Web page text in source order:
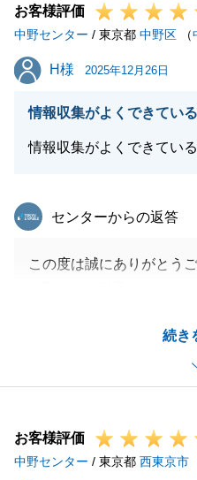
お取引にご満足を頂けて
今後も不動産に関する事
きっとお力になれる事と
します。
お客様評価
中野センター / 東京都 中野区 （
H様
H様 2025年12月26日
情報収集がよくできている
情報収集がよくできてい
続き
東急リバブル
センターからの返答
この度は誠にありがとう
地域に精通しております。
今後も不動産に関する事
きっとお力になれる事と
お客様評価
中野センター / 東京都 西東京市